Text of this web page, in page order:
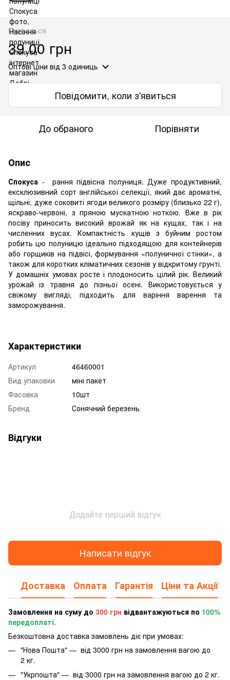
Очікується
39.00 грн
Оптові ціни від 3 одиниць
Повідомити, коли з'явиться
До обраного Порівняти
Опис
Спокуса - рання підвісна полуниця. Дуже продуктивний,
ексклюзивний сорт англійської селекції, який дає ароматні,
щільні, дуже соковиті ягоди великого розміру (близько 22 г),
яскраво-червоні, з пряною мускатною ноткою. Вже в рік
посіву приносить високий врожай як на кущах, так і на
численних вусах. Компактність кущів з буйним ростом
робить цю полуницю ідеально підходящою для контейнерів
або горщиків на підвісі, формування «полуничної стінки», а
також для коротких кліматичних сезонів у відкритому грунті.
У домашніх умовах росте і плодоносить цілий рік. Великий
урожай із травня до пізньої осені. Використовується у
свіжому вигляді, підходить для варіння варення та
заморожування.
Характеристики
Артикул
46460001
Вид упаковки
міні пакет
Фасовка
10шт
Бренд
Сонячний березень
Відгуки
Додайте перший відгук
Написати відгук
Доставка Оплата Гарантія Ціни та Акції
Замовлення на суму до 300 грн відвантажуються по 100%
передоплаті.
Безкоштовна доставка замовлень діє при умовах:
"Нова Пошта" — від 3000 грн на замовлення вагою до
2 кг.
"Укрпошта" — від 3000 грн на замовлення вагою до 2 кг.